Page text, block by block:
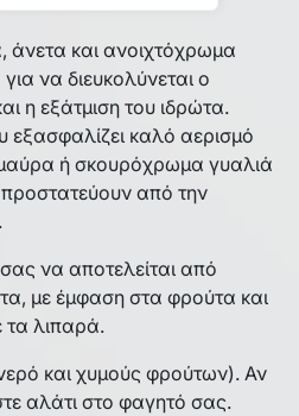
άνετα και ανοιχτόχρωμα
να διευκολύνεται ο
η εξάτμιση του ιδρώτα.
εξασφαλίζει καλό αερισμό
ή σκουρόχρωμα γυαλιά
προστατεύουν από την
να αποτελείται από
με έμφαση στα φρούτα και
τα λιπαρά.
και χυμούς φρούτων). Αν
αλάτι στο φαγητό σας.